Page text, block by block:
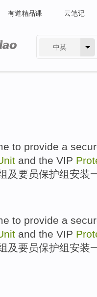
有道精品课 云笔记
中英
to provide a
and the VIP
及要员保护组安装
to provide a
and the VIP
及要员保护组安装